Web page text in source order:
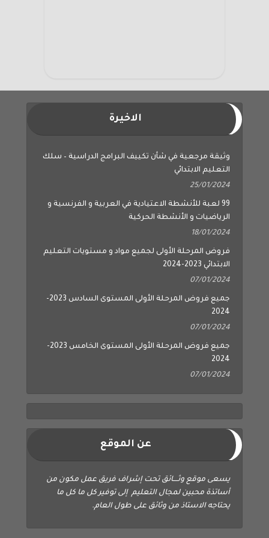
الاخيرة
وثيقة مرجعية في شأن تكييف البرامج الدراسية – سلك
التعليم الابتدائي
25/01/2024
99 لعبة للأنشطة الاعتيادية في العربية و الفرنسية و
الرياضيات و الأنشطة الحركية
18/01/2024
فروض المرحلة الأولى لجميع مواد و مستويات التعليم
الابتدائي 2023-2024
07/01/2024
جميع فروض المرحلة الأولى المستوى السادس 2023-
2024
07/01/2024
جميع فروض المرحلة الأولى المستوى الخامس 2023-
2024
07/01/2024
عن الموقع
يسعى موقع وثــــائق تحت إشراف فريق عمل مكون من
أساتذة محبين لمجال التعليم إلى توفير كل ما كل ما
يحتاجه الاستاذ من وثائق على طول العام.